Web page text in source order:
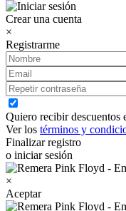
Crear una cuenta
×
Registrarme
Quiero recibir descuentos
Ver los términos y
Finalizar registro
o iniciar sesión
×
Aceptar